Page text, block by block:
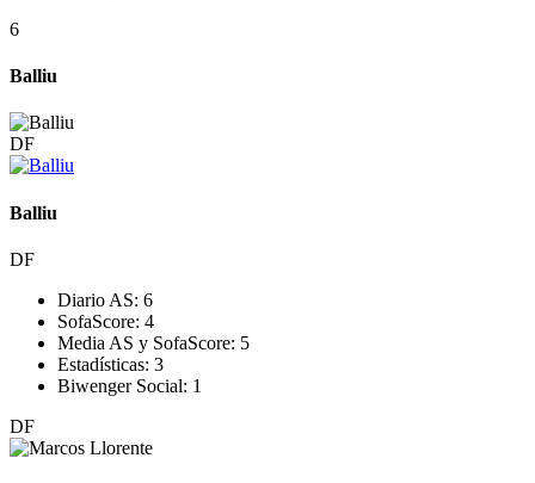
6
Balliu
DF
Balliu
DF
Diario AS: 6
SofaScore: 4
Media AS y SofaScore: 5
Estadísticas: 3
Biwenger Social: 1
DF